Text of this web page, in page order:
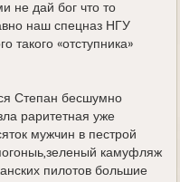
не дай бог что то
наш спецназ НГУ
такого «отступника»
Степан бесшумно
раритетная уже
мужчин в пестрой
камуфляж
пилотов большие